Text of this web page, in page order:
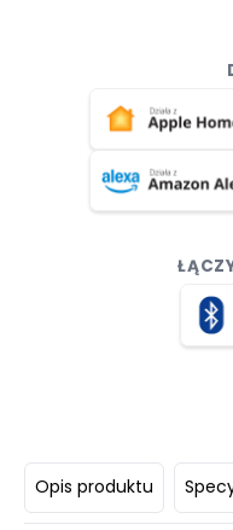
Opis produktu